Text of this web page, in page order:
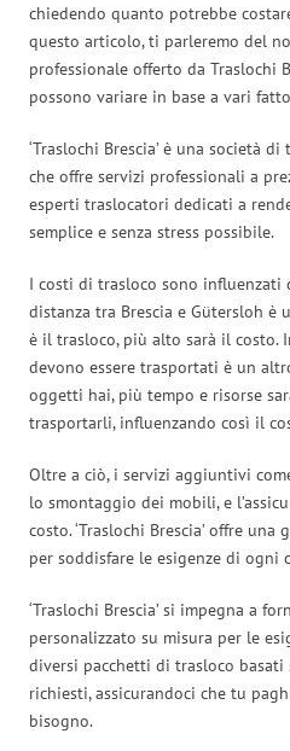
chiedendo quanto potrebbe
questo articolo, ti parleremo del
professionale offerto da Traslochi
possono variare in base a vari
‘Traslochi Brescia’ è una società
che offre servizi professionali a
esperti traslocatori dedicati a
semplice e senza stress possibile.
I costi di trasloco sono
distanza tra Brescia e Gütersloh è
è il trasloco, più alto sarà il costo.
devono essere trasportati è un
oggetti hai, più tempo e risorse
trasportarli, influenzando così il
Oltre a ciò, i servizi aggiuntivi
lo smontaggio dei mobili, e
costo. ‘Traslochi Brescia’ offre
per soddisfare le esigenze di ogni
‘Traslochi Brescia’ si impegna a
personalizzato su misura per le
diversi pacchetti di trasloco
richiesti, assicurandoci che tu
bisogno.